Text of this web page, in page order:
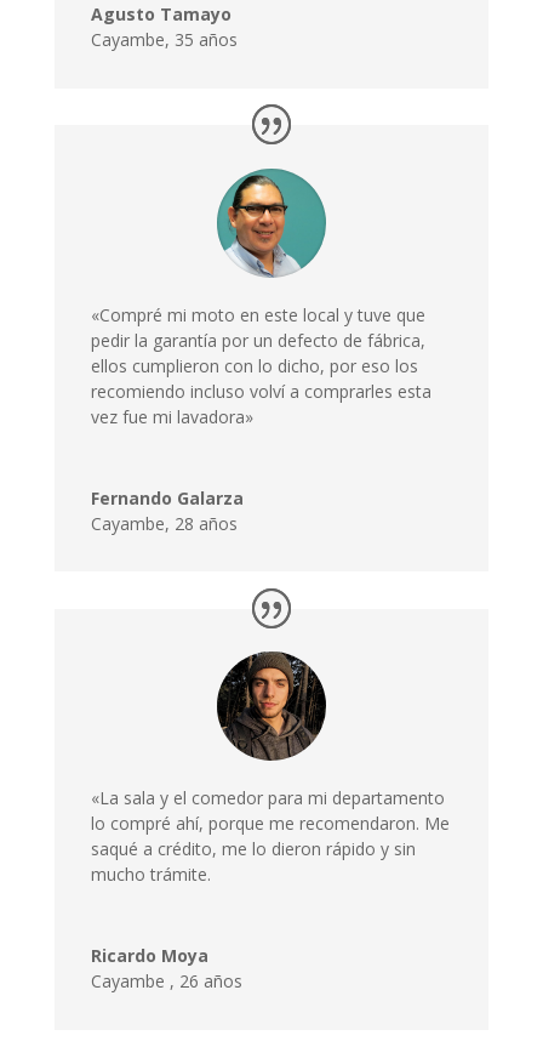
Agusto Tamayo
Cayambe, 35 años
«Compré mi moto en este local y tuve que
pedir la garantía por un defecto de fábrica,
ellos cumplieron con lo dicho, por eso los
recomiendo incluso volví a comprarles esta
vez fue mi lavadora»
Fernando Galarza
Cayambe, 28 años
«La sala y el comedor para mi departamento
lo compré ahí, porque me recomendaron. Me
saqué a crédito, me lo dieron rápido y sin
mucho trámite.
Ricardo Moya
Cayambe , 26 años